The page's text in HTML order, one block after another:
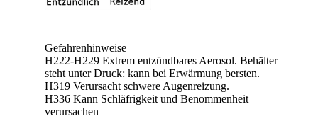
Gefahrenhinweise
H222-H229 Extrem entzündbares Aerosol. Behälter
steht unter Druck: kann bei Erwärmung bersten.
H319 Verursacht schwere Augenreizung.
H336 Kann Schläfrigkeit und Benommenheit
verursachen